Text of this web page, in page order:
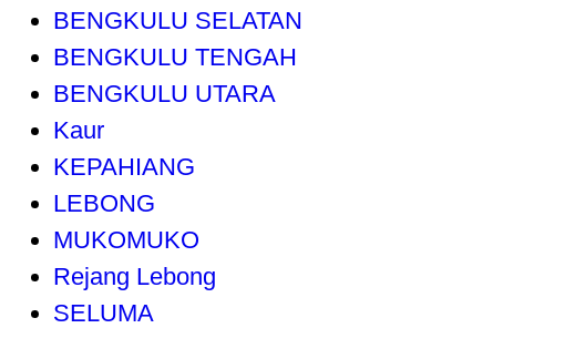
BENGKULU SELATAN
BENGKULU TENGAH
BENGKULU UTARA
Kaur
KEPAHIANG
LEBONG
MUKOMUKO
Rejang Lebong
SELUMA